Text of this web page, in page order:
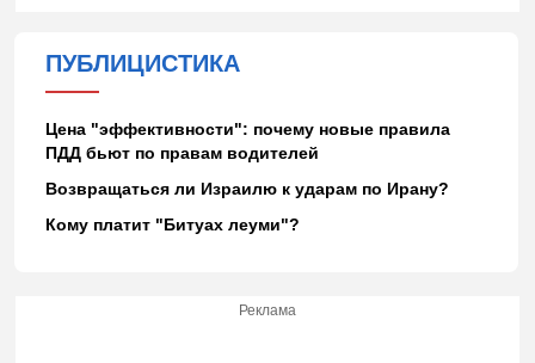
ПУБЛИЦИСТИКА
Цена "эффективности": почему новые правила
ПДД бьют по правам водителей
Возвращаться ли Израилю к ударам по Ирану?
Кому платит "Битуах леуми"?
Реклама